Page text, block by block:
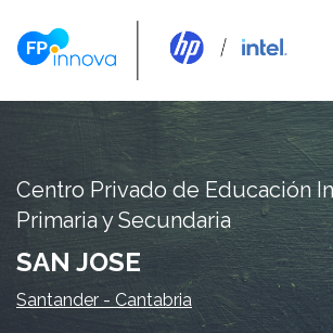
Centro Privado de Educación
Primaria y Secundaria
SAN JOSE
Santander - Cantabria